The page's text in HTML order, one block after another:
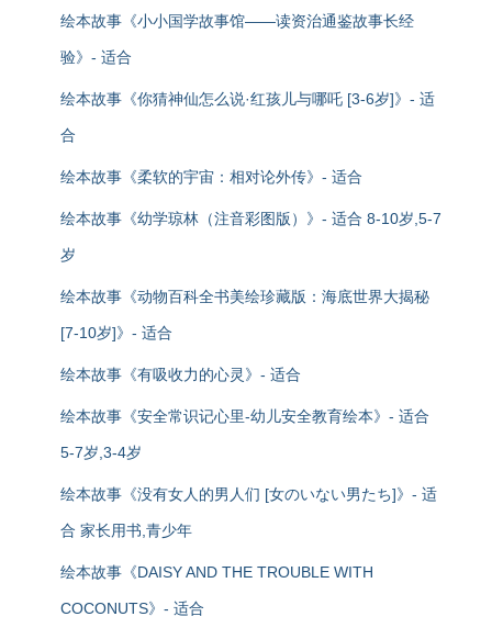
绘本故事《小小国学故事馆——读资治通鉴故事长经
验》- 适合
绘本故事《你猜神仙怎么说·红孩儿与哪吒 [3-6岁]》- 适
合
绘本故事《柔软的宇宙：相对论外传》- 适合
绘本故事《幼学琼林（注音彩图版）》- 适合 8-10岁,5-7
岁
绘本故事《动物百科全书美绘珍藏版：海底世界大揭秘
[7-10岁]》- 适合
绘本故事《有吸收力的心灵》- 适合
绘本故事《安全常识记心里-幼儿安全教育绘本》- 适合
5-7岁,3-4岁
绘本故事《没有女人的男人们 [女のいない男たち]》- 适
合 家长用书,青少年
绘本故事《DAISY AND THE TROUBLE WITH
COCONUTS》- 适合